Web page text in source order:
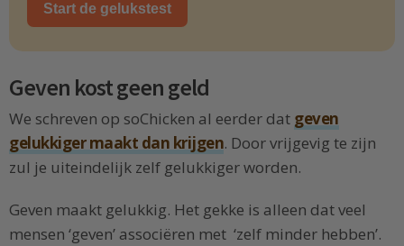
Start de gelukstest
Geven kost geen geld
We schreven op soChicken al eerder dat geven
gelukkiger maakt dan krijgen. Door vrijgevig te zijn
zul je uiteindelijk zelf gelukkiger worden.
Geven maakt gelukkig. Het gekke is alleen dat veel
mensen ‘geven’ associëren met ‘zelf minder hebben’.